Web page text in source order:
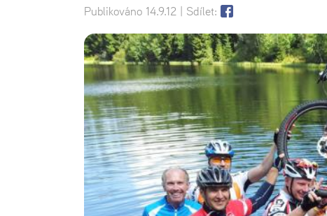
Publikováno 14.9.12| Sdílet: